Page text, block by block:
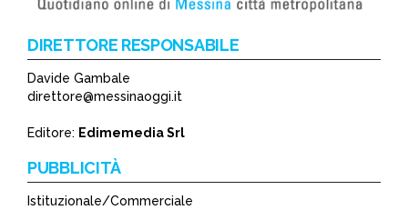
DIRETTORE RESPONSABILE
Davide Gambale
direttore@messinaoggi.it
Editore: Edimemedia Srl
PUBBLICITÀ
Istituzionale/Commerciale